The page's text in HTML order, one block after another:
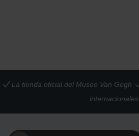
La tienda oficial del Museo Van Gogh
internacionales